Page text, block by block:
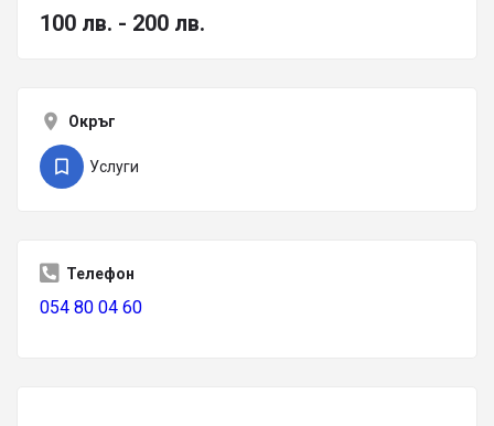
100 лв. - 200 лв.
Окръг
Услуги
Телефон
054 80 04 60